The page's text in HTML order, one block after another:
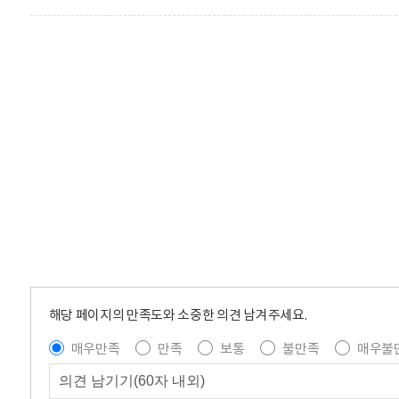
해당 페이지의 만족도와 소중한 의견 남겨주세요.
매우만족
만족 보통 불만족 매우불